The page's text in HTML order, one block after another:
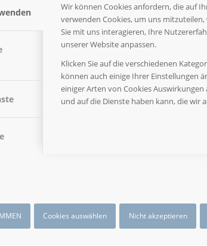
Wir können Cookies anfordern, die auf
verwenden Cookies, um uns
Sie mit uns interagieren, Ihre
unserer Website anpassen.
Klicken Sie auf die verschiedenen
können auch einige Ihrer Einstellungen
einiger Arten von Cookies
und auf die Dienste haben kann, die wir
Cookies auswählen Nicht akzeptieren
NEUE MATERIALIEN
Wir haben wieder eine Reihe neuer
und Beispiele zu.